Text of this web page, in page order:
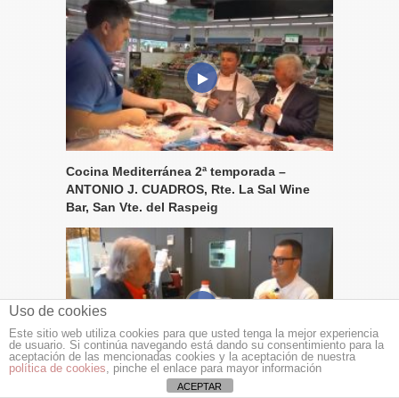
Cocina Mediterránea 2ª temporada –
ANTONIO J. CUADROS, Rte. La Sal Wine
Bar, San Vte. del Raspeig
Uso de cookies
Este sitio web utiliza cookies para que usted tenga la mejor experiencia
de usuario. Si continúa navegando está dando su consentimiento para la
aceptación de las mencionadas cookies y la aceptación de nuestra
política de cookies, pinche el enlace para mayor información
ACEPTAR